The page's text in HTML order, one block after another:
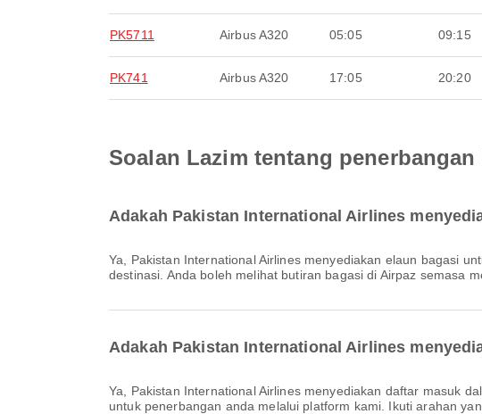
PK5711 Airbus A320 05:05 09:15
PK741 Airbus A320 17:05 20:20
Soalan Lazim tentang
Adakah Pakistan International Airlines
Ya, Pakistan International Airlines menyediakan elaun bagasi untuk penerbangan Domestik & Antarabangsa dari Islamabad. Butiran berbeza mengikut jenis tiket dan
destinasi. Anda boleh melihat butiran bagasi di Airpaz semasa
Adakah Pakistan International Airlines
Ya, Pakistan International Airlines menyediakan daftar masuk dalam talian untuk penerbangan dari Islamabad, membolehkan anda mendaftar masuk dengan mudah
untuk penerbangan anda melalui platform kami. Ikuti arahan